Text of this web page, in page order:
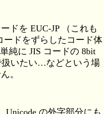
ドを EUC-JP （これも
ードをずらしたコード体
純に JIS コードの 8bit
扱いたい…などという場
。
Unicode の外字部分にも